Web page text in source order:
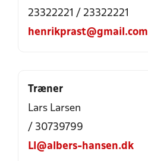
23322221 / 23322221
henrikprast@gmail.com
Træner
Lars Larsen
/ 30739799
Ll@albers-hansen.dk